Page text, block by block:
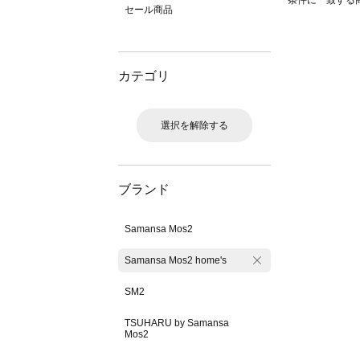
セール商品
カテゴリ
選択を解除する
ブランド
Samansa Mos2
Samansa Mos2 home's
SM2
TSUHARU by Samansa
Mos2